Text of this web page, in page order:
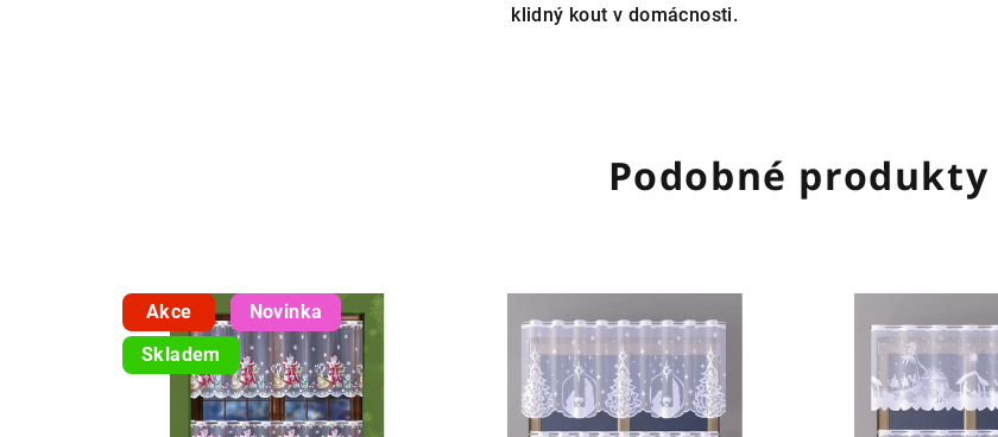
klidný kout v domácnosti.
Podobné produkty
Akce
Novinka
Skladem